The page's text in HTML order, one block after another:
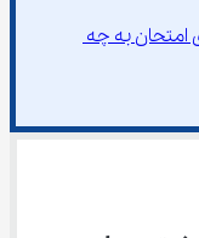
امتحان به چه